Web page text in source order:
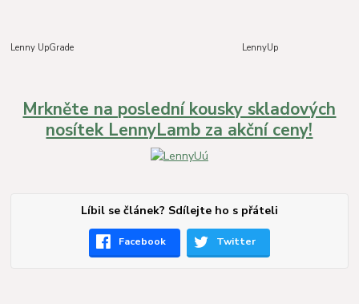
Lenny UpGrade LennyUp
Mrkněte na poslední kousky skladových
nosítek LennyLamb za akční ceny!
Líbil se článek? Sdílejte ho s přáteli
Facebook Twitter